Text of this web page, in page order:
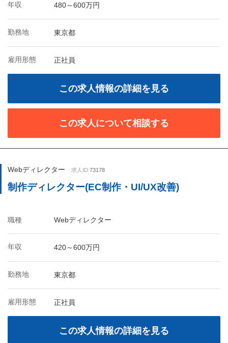
年収 480～600万円
勤務地 東京都
雇用形態 正社員
この求人情報の詳細を見る
この求人について相談する
Webディレクター 求人ID:73178
制作ディレクター(EC制作・UI/UX改善)
職種 Webディレクター
年収 420～600万円
勤務地 東京都
雇用形態 正社員
この求人情報の詳細を見る